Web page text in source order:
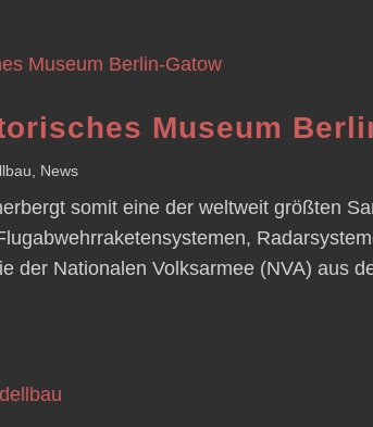
Museum
News
somit eine der weltweit größten
der Nationalen Volksarmee (NVA) aus